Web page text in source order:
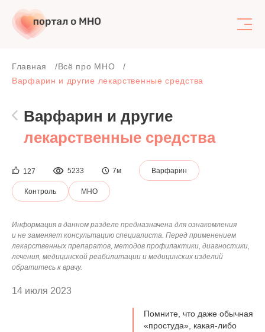
Поиск
Главная
Всё про МНО
Варфарин и другие лекарственные средства
Варфарин и другие
лекарственные средства
127 5233 7м Варфарин
Контроль МНО
Информация в данном разделе предназначена для ознакомления
и не заменяет консультацию специалиста. Перед применением
лекарственных препаратов, методов профилактики, диагностики,
лечения, медицинской реабилитации и медицинских изделий
обратитесь к врачу.
14 июля 2023
Помните, что даже обычная
«простуда», какая-либо